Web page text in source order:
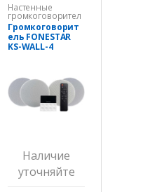
Настенные
громкоговорител
и
Громкоговорит
ель FONESTAR
KS-WALL-4
Наличие
уточняйте